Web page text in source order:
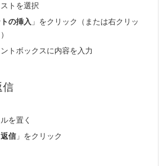
トを選択
の挿入 」をクリック（または右クリッ
トボックスに内容を入力
信
を置く
返信 」をクリック